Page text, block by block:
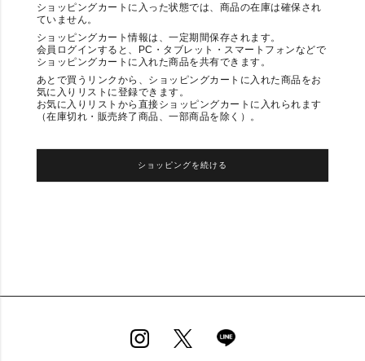
ショッピングカートに入った状態では、商品の在庫は確保され
ていません。
ショッピングカート情報は、一定期間保存されます。
会員ログインすると、PC・タブレット・スマートフォンなどで
ショッピングカートに入れた商品を共有できます。
あとで買うリンクから、ショッピングカートに入れた商品をお
気に入りリストに登録できます。
お気に入りリストから直接ショッピングカートに入れられます
（在庫切れ・販売終了商品、一部商品を除く）。
ショッピングを続ける